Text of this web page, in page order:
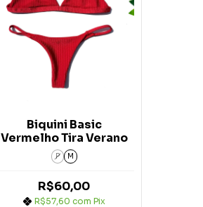
Biquini Basic
Vermelho Tira Verano
P M
R$60,00
R$57,60 com Pix